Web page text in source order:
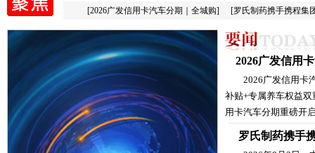
[2026广发信用卡汽车分期｜全城购] [罗氏制药携手携程集
2026广发信用
2026广发信用卡
补贴+专属养车权益
用卡汽车分期重磅开
罗氏制药携手